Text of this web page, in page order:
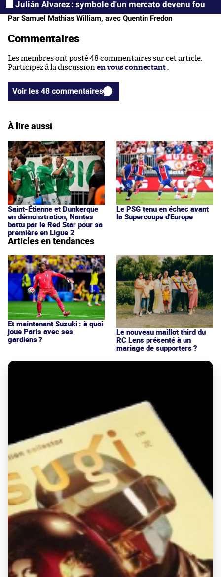
Julián Alvarez : symbole d'un mercato devenu fou
Par Samuel Mathias William, avec Quentin Fredon
Commentaires
Les membres ont posté 48 commentaires sur cet article.
Participez à la discussion en vous connectant
Voir les 48 commentaires
À lire aussi
Saint-Étienne et Dunkerque
en démonstration, Nantes
battu par le Red Star pour sa
première en Ligue 2
Le PSG tenu en échec avant
la Supercoupe d'Europe
Articles en tendances
Et maintenant Suzuki : à quoi
joue Paris avec ses
gardiens ?
Le nouveau maillot third du
RC Lens présenté à un
mariage de supporters ?